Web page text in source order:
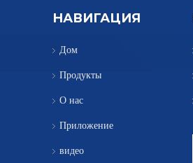
НАВИГАЦИЯ
Дом
Продукты
О нас
Приложение
видео